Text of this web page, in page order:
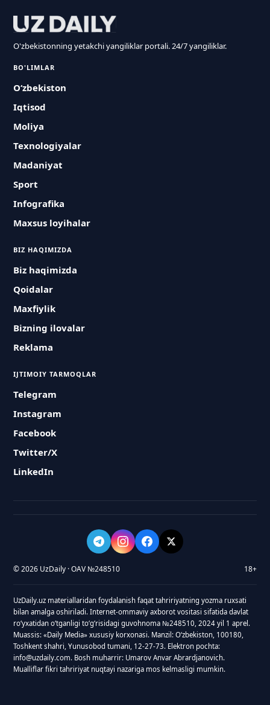
O'zbekistonning yetakchi yangiliklar portali. 24/7 yangiliklar.
BO'LIMLAR
O‘zbekiston
Iqtisod
Moliya
Texnologiyalar
Madaniyat
Sport
Infografika
Maxsus loyihalar
BIZ HAQIMIZDA
Biz haqimizda
Qoidalar
Maxfiylik
Bizning ilovalar
Reklama
IJTIMOIY TARMOQLAR
Telegram
Instagram
Facebook
Twitter/X
LinkedIn
© 2026 UzDaily · OAV №248510 18+
UzDaily.uz materiallaridan foydalanish faqat tahririyatning yozma ruxsati
bilan amalga oshiriladi. Internet-ommaviy axborot vositasi sifatida davlat
roʻyxatidan oʻtganligi toʻgʻrisidagi guvohnoma №248510, 2024 yil 1 aprel.
Muassis: «Daily Media» xususiy korxonasi. Manzil: Oʻzbekiston, 100180,
Toshkent shahri, Yunusobod tumani, 12-27-73. Elektron pochta:
info@uzdaily.com. Bosh muharrir: Umarov Anvar Abrardjanovich.
Mualliflar fikri tahririyat nuqtayi nazariga mos kelmasligi mumkin.